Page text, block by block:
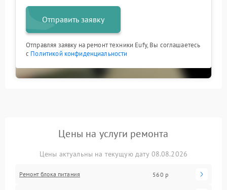
Отправить заявку
Отправляя заявку на ремонт техники Eufy, Вы соглашаетесь
с Политикой конфиденциальности
Цены на услуги ремонта
Цены актуальны на текущую дату 08.08.2026
Ремонт блока питания 560 р